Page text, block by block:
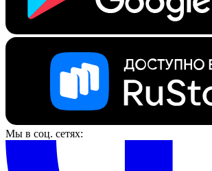
Мы в соц. сетях: